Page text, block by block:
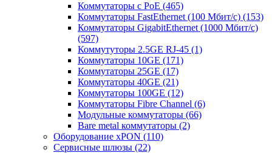
Коммутаторы с PoE (465)
Коммутаторы FastEthernet (100 Мбит/с) (153)
Коммутаторы GigabitEthernet (1000 Мбит/с)
(597)
Коммутуторы 2.5GE RJ-45 (1)
Коммутаторы 10GE (171)
Коммутаторы 25GE (17)
Коммутаторы 40GE (21)
Коммутаторы 100GE (12)
Коммутаторы Fibre Channel (6)
Модульные коммутаторы (66)
Bare metal коммутаторы (2)
Оборудование xPON (110)
Сервисные шлюзы (22)